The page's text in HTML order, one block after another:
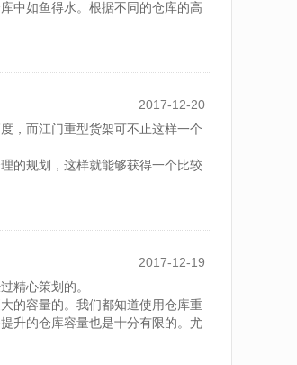
中如鱼得水。根据不同的仓库的高
2017-12-20
，而江门重型货架可不止这样一个
的规划，这样就能够获得一个比较
因为重型货架...
2017-12-19
精心策划的。
的容量的。我们都知道使用仓库重
升的仓库容量也是十分有限的。尤